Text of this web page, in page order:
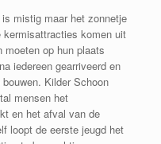
mistig maar het zonnetje
komen uit
moeten op hun plaats
iedereen gearriveerd en
Kilder Schoon
mensen het
en het afval van de
loopt de eerste jeugd het